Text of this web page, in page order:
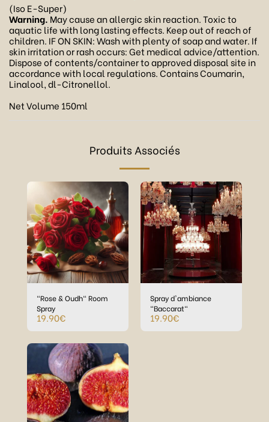
(Iso E-Super)
Warning. May cause an allergic skin reaction. Toxic to
aquatic life with long lasting effects. Keep out of reach of
children. IF ON SKIN: Wash with plenty of soap and water. If
skin irritation or rash occurs: Get medical advice/attention.
Dispose of contents/container to approved disposal site in
accordance with local regulations. Contains Coumarin,
Linalool, dl-Citronellol.
Net Volume 150ml
Produits Associés
"Rose & Oudh" Room
Spray
19.90€
Spray d'ambiance
"Baccarat"
19.90€